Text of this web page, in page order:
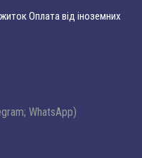
Оплата від іноземних
WhatsApp)